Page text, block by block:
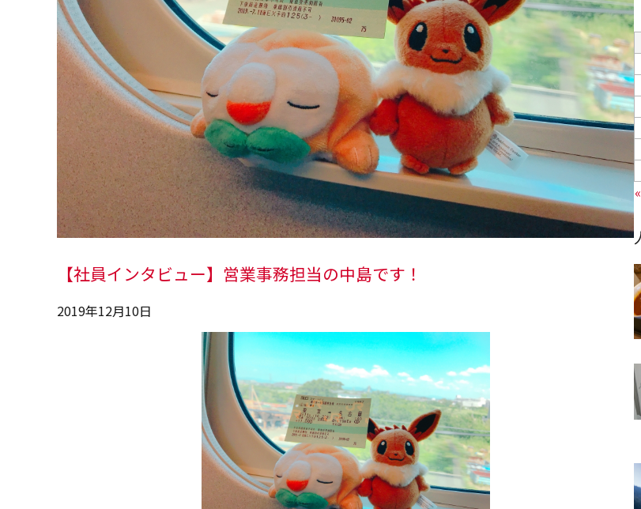
【社員インタビュー】営業事務担当の中島です！
2019年12月10日